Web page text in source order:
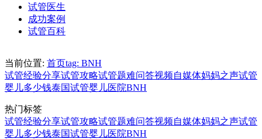
试管医生
成功案例
试管百科
当前位置: 首页tag: BNH
试管经验分享试管攻略试管题难问答视频自媒体妈妈之声试管
婴儿多少钱泰国试管婴儿医院BNH
热门标签
试管经验分享试管攻略试管题难问答视频自媒体妈妈之声试管
婴儿多少钱泰国试管婴儿医院BNH